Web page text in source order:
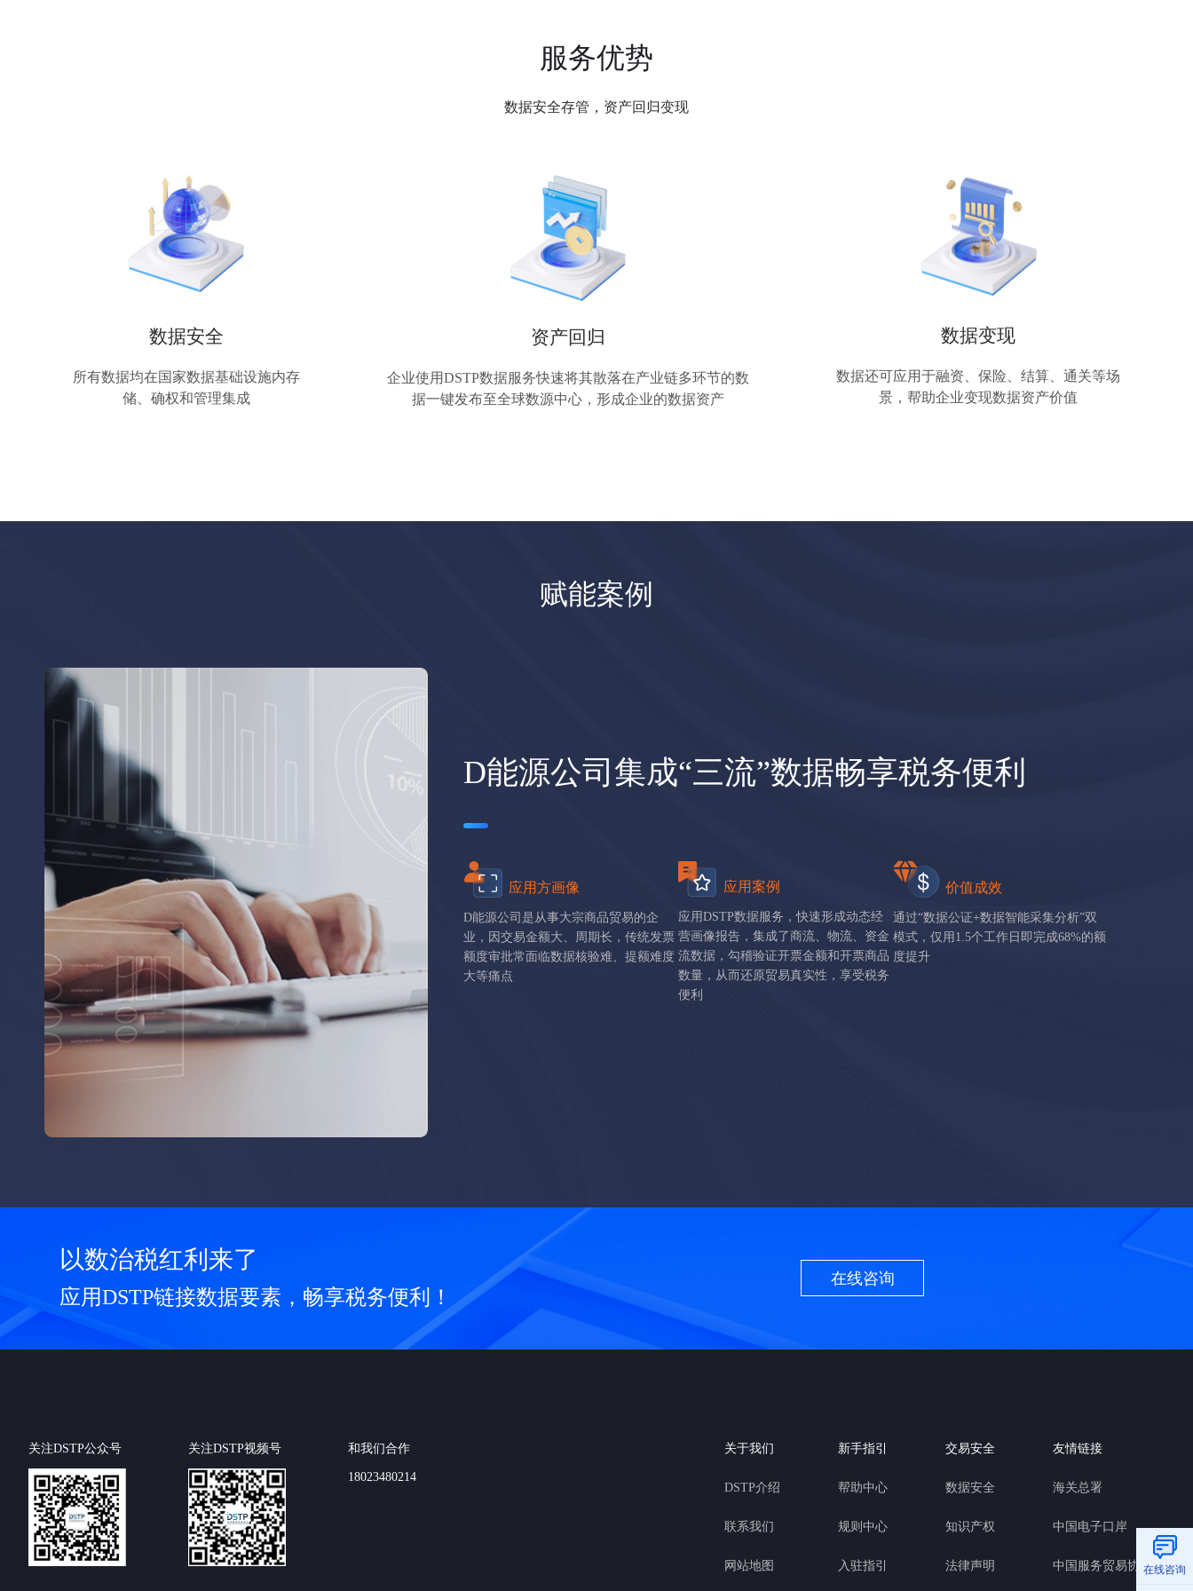
服务优势
数据安全存管，资产回归变现
数据安全
所有数据均在国家数据基础设施内存
储、确权和管理集成
资产回归
企业使用DSTP数据服务快速将其散落在产业链多环节的数
据一键发布至全球数源中心，形成企业的数据资产
数据变现
数据还可应用于融资、保险、结算、通关等场
景，帮助企业变现数据资产价值
赋能案例
D能源公司集成“三流”数据畅享税务便利
应用方画像
D能源公司是从事大宗商品贸易的企
业，因交易金额大、周期长，传统发票
额度审批常面临数据核验难、提额难度
大等痛点
应用案例
应用DSTP数据服务，快速形成动态经
营画像报告，集成了商流、物流、资金
流数据，勾稽验证开票金额和开票商品
数量，从而还原贸易真实性，享受税务
便利
价值成效
通过“数据公证+数据智能采集分析”双
模式，仅用1.5个工作日即完成68%的额
度提升
以数治税红利来了
应用DSTP链接数据要素，畅享税务便利！
在线咨询
关注DSTP公众号 关注DSTP视频号 和我们合作
18023480214
关于我们
DSTP介绍
联系我们
网站地图
新手指引
帮助中心
规则中心
入驻指引
交易安全
数据安全
知识产权
法律声明
友情链接
海关总署
中国电子口岸
中国服务贸易协会在线咨询